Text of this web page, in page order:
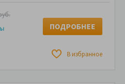
В избранное
ПОДРОБНЕЕ